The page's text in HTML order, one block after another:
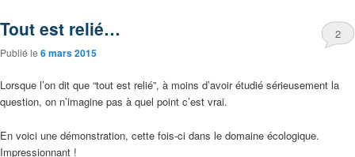
Tout est relié…
Publié le 6 mars 2015
2
Lorsque l’on dit que “tout est relié”, à moins d’avoir étudié sérieusement la
question, on n’imagine pas à quel point c’est vrai.
En voici une démonstration, cette fois-ci dans le domaine écologique.
Impressionnant !